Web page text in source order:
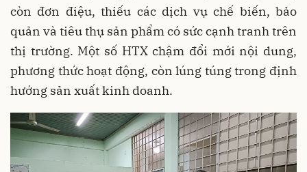
còn đơn điệu, thiếu các dịch vụ chế biến, bảo
quản và tiêu thụ sản phẩm có sức cạnh tranh trên
thị trường. Một số HTX chậm đổi mới nội dung,
phương thức hoạt động, còn lúng túng trong định
hướng sản xuất kinh doanh.